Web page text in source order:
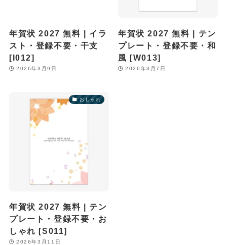
年賀状 2027 無料 | イラ
スト・登録不要・干支
[I012]
2026年3月9日
年賀状 2027 無料 | テン
プレート・登録不要・和
風 [W013]
2026年3月7日
おしゃれ
年賀状 2027 無料 | テン
プレート・登録不要・お
しゃれ [S011]
2026年3月11日